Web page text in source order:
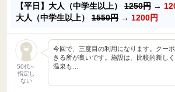
【平日】大人（中学生以上） 1250円 →
大人（中学生以上） 1550円 → 1200円
50代～
指定し
ない
今回で、三度目の利用になります。クー
きる所が良いです。施設は、比較的新し
温泉も…